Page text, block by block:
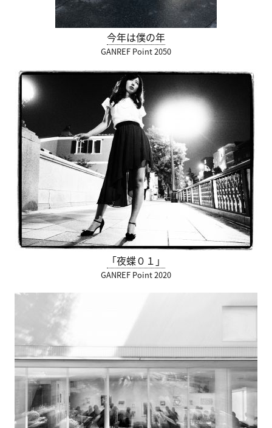
今年は僕の年
GANREF Point 2050
「夜蝶０１」
GANREF Point 2020